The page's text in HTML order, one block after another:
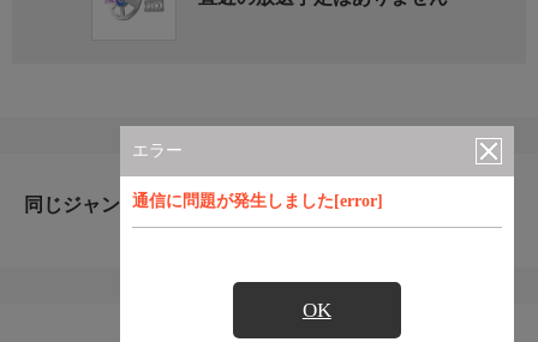
エラー
通信に問題が発生しました[error]
OK
同じジャンルのおすすめ番組